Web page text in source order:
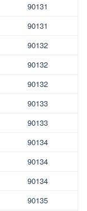
90131
90131
90132
90132
90132
90133
90133
90134
90134
90134
90135